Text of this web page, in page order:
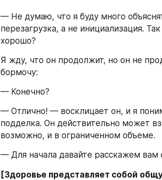
— Не думаю, что я буду много
перезагрузка, а не инициализация.
хорошо?
Я жду, что он продолжит, но он не
бормочу:
— Конечно?
— Отлично! — восклицает он, и я
подделка. Он действительно может
возможно, и в ограниченном объеме.
— Для начала давайте расскажем вам
[Здоровье представляет собой